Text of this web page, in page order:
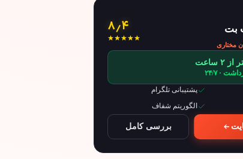
بت
مختاری
۸٫۴
ساعت
· ۲۴/۷
پشتیبانی تلگرام
الگوریتم شفاف
بررسی کامل